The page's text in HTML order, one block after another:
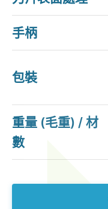
手柄
包裝
重量 (毛重) / 材
數